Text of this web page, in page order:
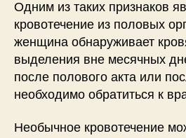
Одним из таких признаков
кровотечение из половых
женщина обнаруживает
выделения вне месячных
после полового акта или
необходимо обратиться к
Необычное кровотечение